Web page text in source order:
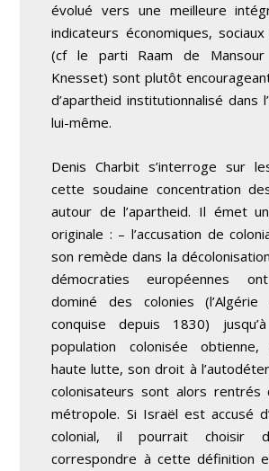
évolué vers une meilleure
indicateurs économiques,
(cf le parti Raam de
Knesset) sont plutôt
d’apartheid institutionnalisé dans
lui-même.
Denis Charbit s’interroge sur
cette soudaine concentration
autour de l’apartheid. Il émet
originale : – l’accusation de
son remède dans la
démocraties européennes
dominé des colonies (l’Algérie
conquise depuis 1830)
population colonisée
haute lutte, son droit à
colonisateurs sont alors rentrés
métropole. Si Israël est accusé
colonial, il pourrait choisir
correspondre à cette définition